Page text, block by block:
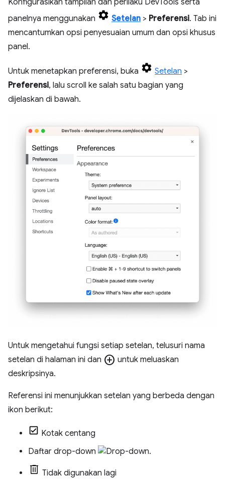
Konfigurasikan tampilan dan perilaku DevTools serta
panelnya menggunakan
Setelan > Preferensi. Tab ini
mencantumkan opsi penyesuaian umum dan opsi khusus
panel.
Untuk menetapkan preferensi, buka Setelan >
Preferensi, lalu scroll ke salah satu bagian yang
dijelaskan di bawah.
Untuk mengetahui fungsi setiap setelan, telusuri nama
setelan di halaman ini dan add_circle untuk meluaskan
deskripsinya.
Referensi ini menunjukkan setelan yang berbeda dengan
ikon berikut:
Kotak centang
Daftar drop-down
Tidak digunakan lagi